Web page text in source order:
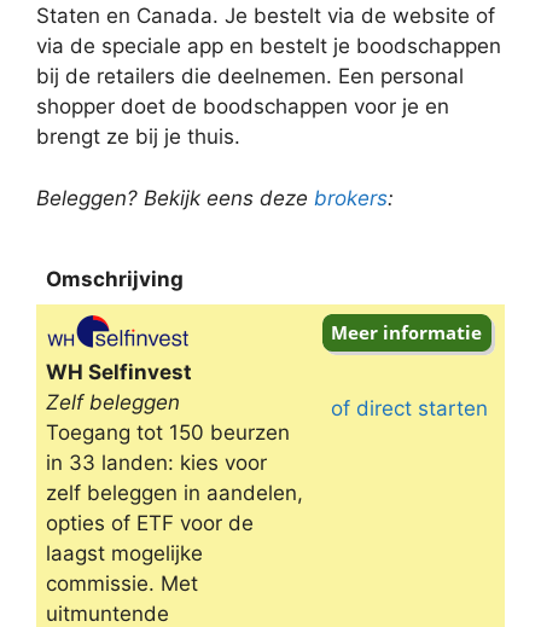
Staten en Canada. Je bestelt via de website of
via de speciale app en bestelt je boodschappen
bij de retailers die deelnemen. Een personal
shopper doet de boodschappen voor je en
brengt ze bij je thuis.
Beleggen? Bekijk eens deze brokers:
Omschrijving
Omschrijving
WH Selfinvest
Zelf beleggen
Toegang tot 150 beurzen
in 33 landen: kies voor
zelf beleggen in aandelen,
opties of ETF voor de
laagst mogelijke
commissie. Met
uitmuntende
of direct starten